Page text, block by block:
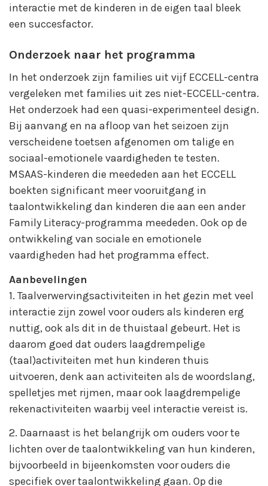
interactie met de kinderen in de eigen taal bleek
een succesfactor.
Onderzoek naar het programma
In het onderzoek zijn families uit vijf ECCELL-centra
vergeleken met families uit zes niet-ECCELL-centra.
Het onderzoek had een quasi-experimenteel design.
Bij aanvang en na afloop van het seizoen zijn
verscheidene toetsen afgenomen om talige en
sociaal-emotionele vaardigheden te testen.
MSAAS-kinderen die meededen aan het ECCELL
boekten significant meer vooruitgang in
taalontwikkeling dan kinderen die aan een ander
Family Literacy-programma meededen. Ook op de
ontwikkeling van sociale en emotionele
vaardigheden had het programma effect.
Aanbevelingen
1. Taalverwervingsactiviteiten in het gezin met veel
interactie zijn zowel voor ouders als kinderen erg
nuttig, ook als dit in de thuistaal gebeurt. Het is
daarom goed dat ouders laagdrempelige
(taal)activiteiten met hun kinderen thuis
uitvoeren, denk aan activiteiten als de woordslang,
spelletjes met rijmen, maar ook laagdrempelige
rekenactiviteiten waarbij veel interactie vereist is.
2. Daarnaast is het belangrijk om ouders voor te
lichten over de taalontwikkeling van hun kinderen,
bijvoorbeeld in bijeenkomsten voor ouders die
specifiek over taalontwikkeling gaan. Op die